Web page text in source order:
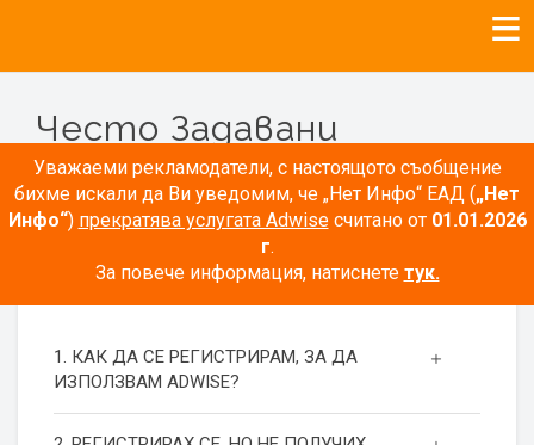
Уважаеми рекламодатели, с настоящото съобщение
бихме искали да Ви уведомим, че „Нет Инфо“ ЕАД („Нет
Инфо“) прекратява услугата Adwiseсчитано от 01.01.2026
г.
За повече информация, натиснете тук.
Често Задавани
Въпроси
РЕГИСТРАЦИЯ
1. КАК ДА СЕ РЕГИСТРИРАМ, ЗА ДА
ИЗПОЛЗВАМ ADWISE?